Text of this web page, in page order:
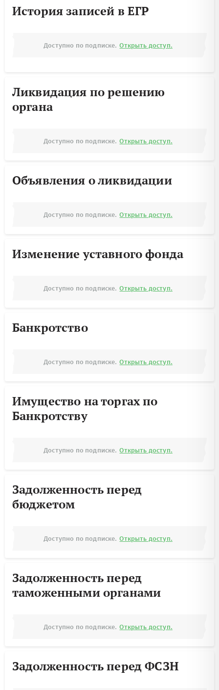
История записей в ЕГР
Доступно по подписке. Открыть доступ.
Ликвидация по решению
органа
Доступно по подписке. Открыть доступ.
Объявления о ликвидации
Доступно по подписке. Открыть доступ.
Изменение уставного фонда
Доступно по подписке. Открыть доступ.
Банкротство
Доступно по подписке. Открыть доступ.
Имущество на торгах по
Банкротству
Доступно по подписке. Открыть доступ.
Задолженность перед
бюджетом
Доступно по подписке. Открыть доступ.
Задолженность перед
таможенными органами
Доступно по подписке. Открыть доступ.
Задолженность перед ФСЗН